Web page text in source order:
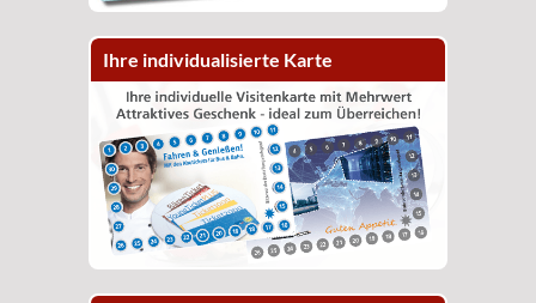
Ihre individualisierte Karte